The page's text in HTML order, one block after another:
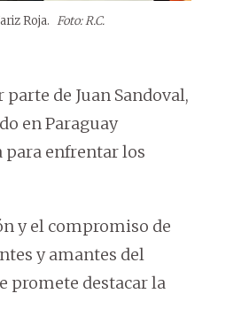
Roja. Foto: R.C.
de Juan Sandoval,
en Paraguay
para enfrentar los
y el compromiso de
y amantes del
promete destacar la